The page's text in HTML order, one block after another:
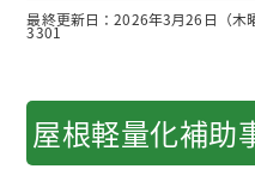
最終更新日：2026年3月26日（
3301
屋根軽量化補助